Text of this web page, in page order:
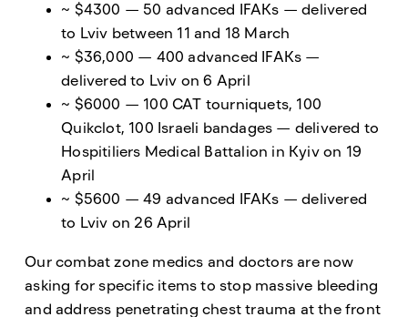
~ $4300 — 50 advanced IFAKs — delivered
to Lviv between 11 and 18 March
~ $36,000 — 400 advanced IFAKs —
delivered to Lviv on 6 April
~ $6000 — 100 CAT tourniquets, 100
Quikclot, 100 Israeli bandages — delivered to
Hospitiliers Medical Battalion in Kyiv on 19
April
~ $5600 — 49 advanced IFAKs — delivered
to Lviv on 26 April
Our combat zone medics and doctors are now
asking for specific items to stop massive bleeding
and address penetrating chest trauma at the front